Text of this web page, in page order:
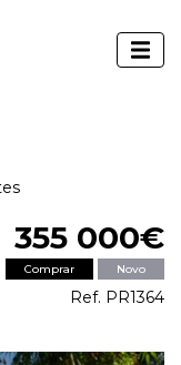
355 000€
Comprar Novo
Ref. PR1364